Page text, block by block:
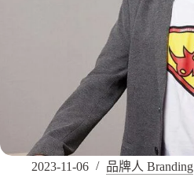
2023-11-06 品牌人 Branding